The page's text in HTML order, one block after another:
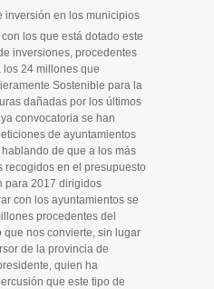
inversión en los municipios
los que está dotado este
inversiones, procedentes
los 24 millones que
Sostenible para la
dañadas por los últimos
convocatoria se han
de ayuntamientos
de que a los más
recogidos en el presupuesto
para 2017 dirigidos
con los ayuntamientos se
procedentes del
nos convierte, sin lugar
de la provincia de
quien ha
que este tipo de